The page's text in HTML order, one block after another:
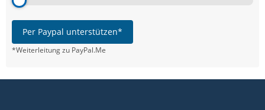
Per Paypal unterstützen*
*Weiterleitung zu PayPal.Me